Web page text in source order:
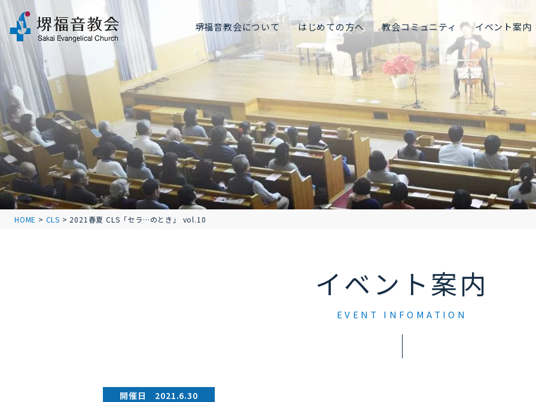
堺福音教会について はじめての方へ 教会コミュニティ イベント案内
HOME > CLS > 2021春夏 CLS「セラ…のとき」 vol.10
イベント案内
EVENT INFOMATION
開催日 2021.6.30